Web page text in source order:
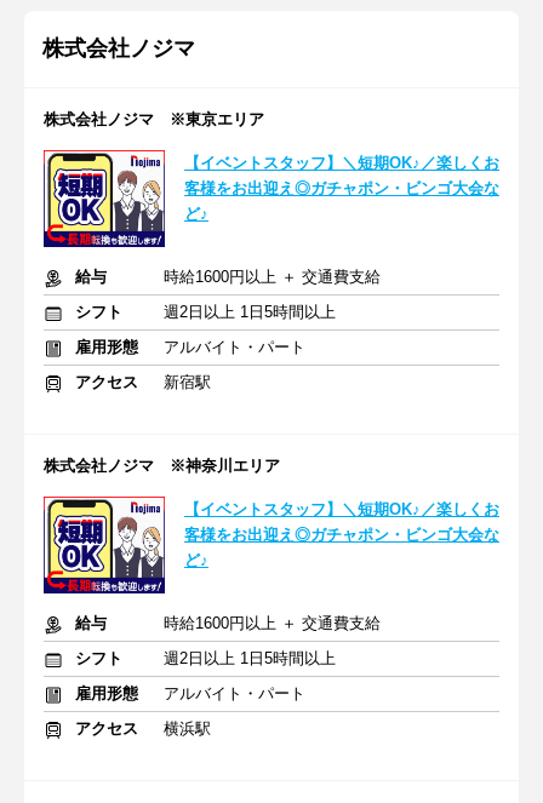
株式会社ノジマ
株式会社ノジマ ※東京エリア
【イベントスタッフ】＼短期OK♪／楽しくお
客様をお出迎え◎ガチャポン・ビンゴ大会な
ど♪
給与
時給1600円以上 ＋ 交通費支給
シフト
週2日以上 1日5時間以上
雇用形態
アルバイト・パート
アクセス
新宿駅
株式会社ノジマ ※神奈川エリア
【イベントスタッフ】＼短期OK♪／楽しくお
客様をお出迎え◎ガチャポン・ビンゴ大会な
ど♪
給与
時給1600円以上 ＋ 交通費支給
シフト
週2日以上 1日5時間以上
雇用形態
アルバイト・パート
アクセス
横浜駅